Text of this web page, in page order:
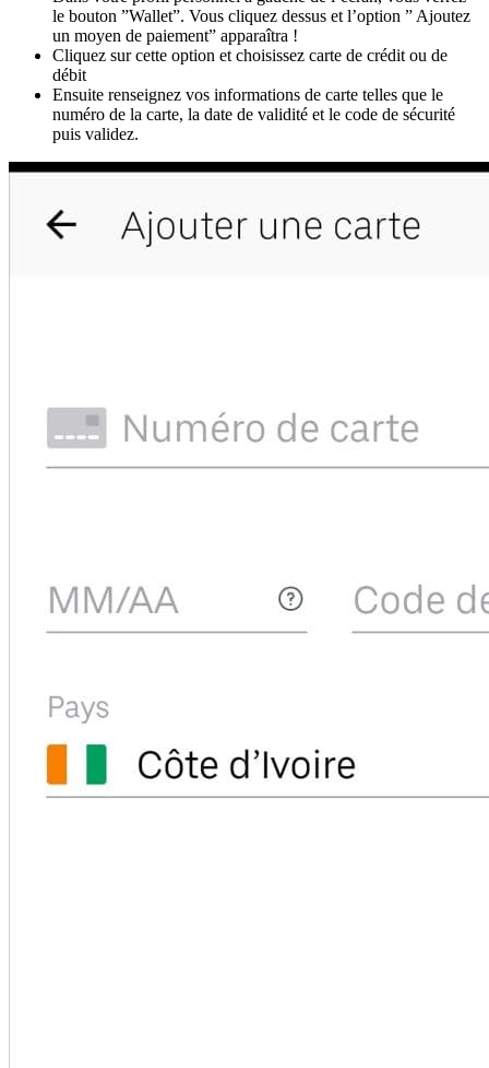
le bouton ”Wallet”. Vous cliquez dessus et l’option ” Ajoutez
un moyen de paiement” apparaîtra !
Cliquez sur cette option et choisissez carte de crédit ou de
débit
Ensuite renseignez vos informations de carte telles que le
numéro de la carte, la date de validité et le code de sécurité
puis validez.